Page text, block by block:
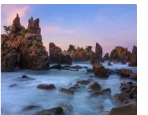
President